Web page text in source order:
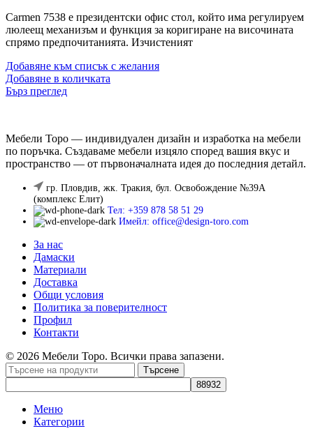
Carmen 7538 е президентски офис стол, който има регулируем
люлеещ механизъм и функция за коригиране на височината
спрямо предпочитанията. Изчистеният
Добавяне към списък с желания
Добавяне в количката
Бърз преглед
Мебели Торо — индивидуален дизайн и изработка на мебели
по поръчка. Създаваме мебели изцяло според вашия вкус и
пространство — от първоначалната идея до последния детайл.
гр. Пловдив, жк. Тракия, бул. Освобождение №39А
(комплекс Елит)
Тел: +359 878 58 51 29
Имейл: office@design-toro.com
За нас
Дамаски
Материали
Доставка
Общи условия
Политика за поверителност
Профил
Контакти
© 2026 Мебели Торо. Всички права запазени.
Търсене
Меню
Категории